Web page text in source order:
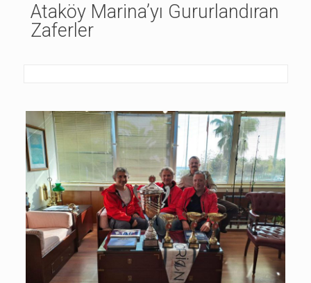
Ataköy Marina’yı Gururlandıran
Zaferler